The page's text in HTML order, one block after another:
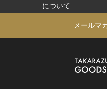
について
メールマ